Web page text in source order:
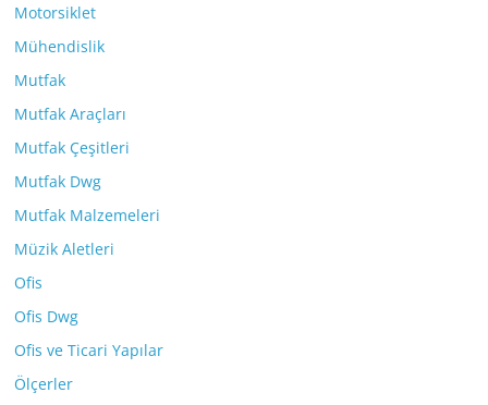
Motorsiklet
Mühendislik
Mutfak
Mutfak Araçları
Mutfak Çeşitleri
Mutfak Dwg
Mutfak Malzemeleri
Müzik Aletleri
Ofis
Ofis Dwg
Ofis ve Ticari Yapılar
Ölçerler